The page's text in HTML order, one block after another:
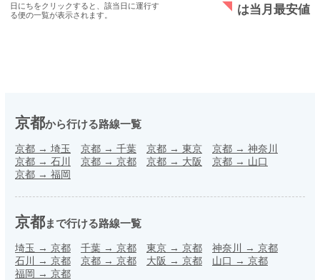
日にちをクリックすると、該当日に運行す
る便の一覧が表示されます。
は当月最安値
京都から行ける路線一覧
京都 → 埼玉 京都 → 千葉 京都 → 東京 京都 → 神奈川
京都 → 石川 京都 → 京都 京都 → 大阪 京都 → 山口
京都 → 福岡
京都まで行ける路線一覧
埼玉 → 京都 千葉 → 京都 東京 → 京都 神奈川 → 京都
石川 → 京都 京都 → 京都 大阪 → 京都 山口 → 京都
福岡 → 京都